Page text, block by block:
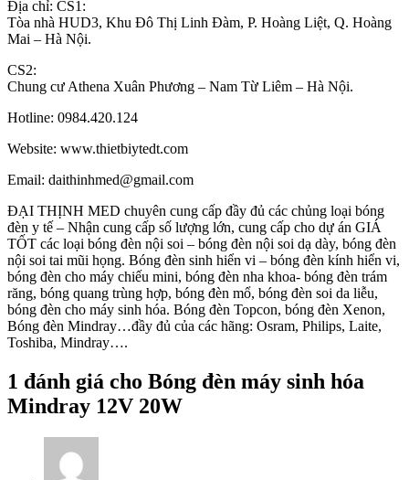
Địa chỉ: CS1:
Tòa nhà HUD3, Khu Đô Thị Linh Đàm, P. Hoàng Liệt, Q. Hoàng
Mai – Hà Nội.
CS2:
Chung cư Athena Xuân Phương – Nam Từ Liêm – Hà Nội.
Hotline: 0984.420.124
Website: www.thietbiytedt.com
Email: daithinhmed@gmail.com
ĐẠI THỊNH MED chuyên cung cấp đầy đủ các chủng loại bóng
đèn y tế – Nhận cung cấp số lượng lớn, cung cấp cho dự án GIÁ
TỐT các loại bóng đèn nội soi – bóng đèn nội soi dạ dày, bóng đèn
nội soi tai mũi họng. Bóng đèn sinh hiển vi – bóng đèn kính hiển vi,
bóng đèn cho máy chiếu mini, bóng đèn nha khoa- bóng đèn trám
răng, bóng quang trùng hợp, bóng đèn mổ, bóng đèn soi da liễu,
bóng đèn cho máy sinh hóa. Bóng đèn Topcon, bóng đèn Xenon,
Bóng đèn Mindray…đầy đủ của các hãng: Osram, Philips, Laite,
Toshiba, Mindray….
1 đánh giá cho Bóng đèn máy sinh hóa
Mindray 12V 20W